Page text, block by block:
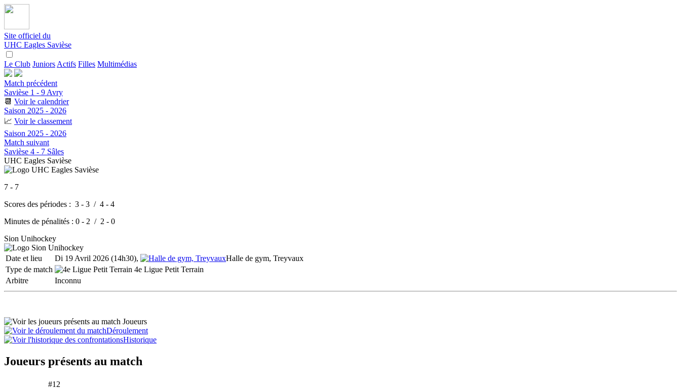
Site officiel du
UHC Eagles Savièse
Le Club Juniors Actifs Filles Multimédias
Match précédent
Savièse 1 - 9 Avry
📆 Voir le calendrier
Saison 2025 - 2026
📈 Voir le classement
Saison 2025 - 2026
Match suivant
Savièse 4 - 7 Sâles
UHC Eagles Savièse
7 - 7
Scores des périodes : 3 - 3 / 4 - 4
Minutes de pénalités : 0 - 2 / 2 - 0
Sion Unihockey
Date et lieu Di 19 Avril 2026 (14h30),
Halle de gym, Treyvaux
Type de match
4e Ligue Petit Terrain
Arbitre
Inconnu
Joueurs
Déroulement
Historique
Joueurs présents au match
#12